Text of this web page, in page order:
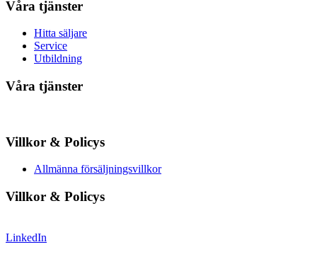
Våra tjänster
Hitta säljare
Service
Utbildning
Våra tjänster
Villkor & Policys
Allmänna försäljningsvillkor
Villkor & Policys
LinkedIn